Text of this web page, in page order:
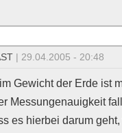
| 29.04.2005 - 20:48
Gewicht der Erde ist
Messungenauigkeit
es hierbei darum